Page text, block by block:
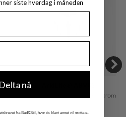
Universal Clic Clac avløpsventil, krom
siste hverdag i måneden
Delta nå
fra Bad&Stil, hvor du blant annet vil motta e-